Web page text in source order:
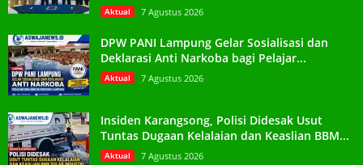
Aktual 7 Agustus 2026
DPW PANI Lampung Gelar Sosialisasi dan
Deklarasi Anti Narkoba bagi Pelajar...
Aktual 7 Agustus 2026
Insiden Karangsong, Polisi Didesak Usut
Tuntas Dugaan Kelalaian dan Keaslian BBM...
Aktual 7 Agustus 2026